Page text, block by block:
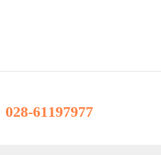
028-61197977